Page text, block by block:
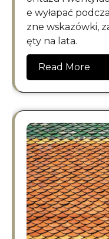
e wyłapać
zne wskazówki,
ęty na lata.
Read More